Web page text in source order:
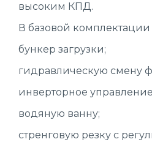
высоким КПД.
В базовой
бункер загрузки;
гидравлическую смену
инверторное управление
водяную ванну;
стренговую резку с